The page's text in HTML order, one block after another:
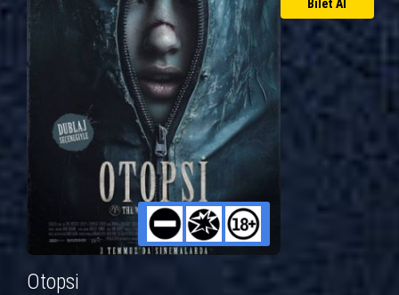
Otopsi
Bilet Al